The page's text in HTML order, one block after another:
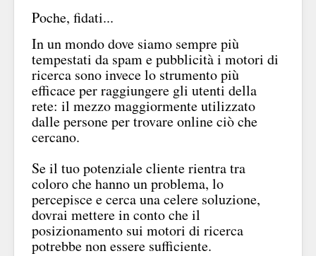
Poche, fidati...
In un mondo dove siamo sempre più
tempestati da spam e pubblicità i motori di
ricerca sono invece lo strumento più
efficace per raggiungere gli utenti della
rete: il mezzo maggiormente utilizzato
dalle persone per trovare online ciò che
cercano.
Se il tuo potenziale cliente rientra tra
coloro che hanno un problema, lo
percepisce e cerca una celere soluzione,
dovrai mettere in conto che il
posizionamento sui motori di ricerca
potrebbe non essere sufficiente.